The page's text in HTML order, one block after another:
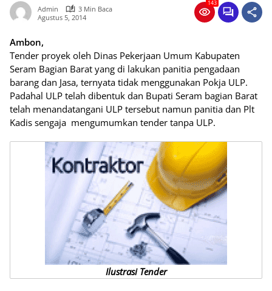
Admin
3 Min Baca
Agustus 5, 2014
143
Ambon,
Tender proyek oleh Dinas Pekerjaan Umum Kabupaten
Seram Bagian Barat yang di lakukan panitia pengadaan
barang dan Jasa, ternyata tidak menggunakan Pokja ULP.
Padahal ULP telah dibentuk dan Bupati Seram bagian Barat
telah menandatangani ULP tersebut namun panitia dan Plt
Kadis sengaja mengumumkan tender tanpa ULP.
Ilustrasi Tender